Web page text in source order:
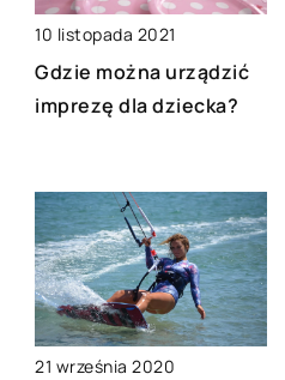
10 listopada 2021
Gdzie można urządzić
imprezę dla dziecka?
21 września 2020